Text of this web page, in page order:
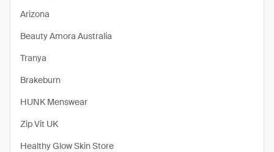
Arizona
Beauty Amora Australia
Tranya
Brakeburn
HUNK Menswear
Zip Vit UK
Healthy Glow Skin Store